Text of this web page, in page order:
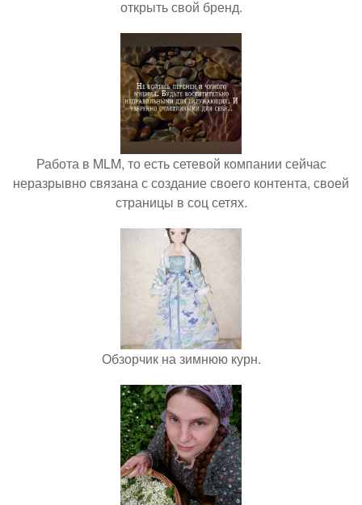
открыть свой бренд.
Работа в MLM, то есть сетевой компании сейчас
неразрывно связана с создание своего контента, своей
страницы в соц сетях.
Обзорчик на зимнюю курн.